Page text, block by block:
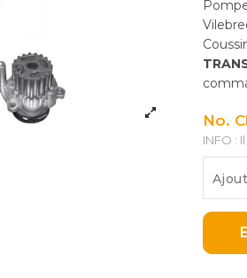
No.
INFO :